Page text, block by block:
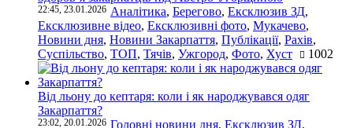
22:45, 23.01.2026 Аналітика, Берегово, Ексклюзив ЗД,
Ексклюзивне відео, Ексклюзивні фото, Мукачево,
Новини дня, Новини Закарпаття, Публікації, Рахів,
Суспільство, ТОП, Тячів, Ужгород, Фото, Хуст 1002
Від льону до кептаря: коли і як народжувався одяг
Закарпаття?
23:02, 20.01.2026 Головні новини дня, Ексклюзив ЗД,